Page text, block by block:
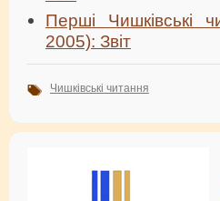
Перші Чишківські
2005): Звіт
Чишківські читання